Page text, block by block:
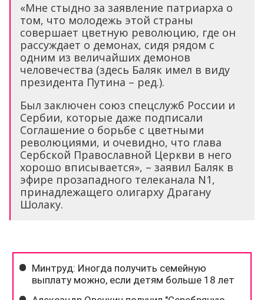
«Мне стыдно за заявление патриарха о
том, что молодежь этой страны
совершает цветную революцию, где он
рассуждает о демонах, сидя рядом с
одним из величайших демонов
человечества (здесь Баляк имел в виду
президента Путина – ред.).
Был заключен союз спецслужб России и
Сербии, которые даже подписали
Соглашение о борьбе с цветными
революциями, и очевидно, что глава
Сербской Православной Церкви в него
хорошо вписывается», – заявил Баляк в
эфире прозападного телеканала N1,
принадлежащего олигарху Драгану
Шолаку.